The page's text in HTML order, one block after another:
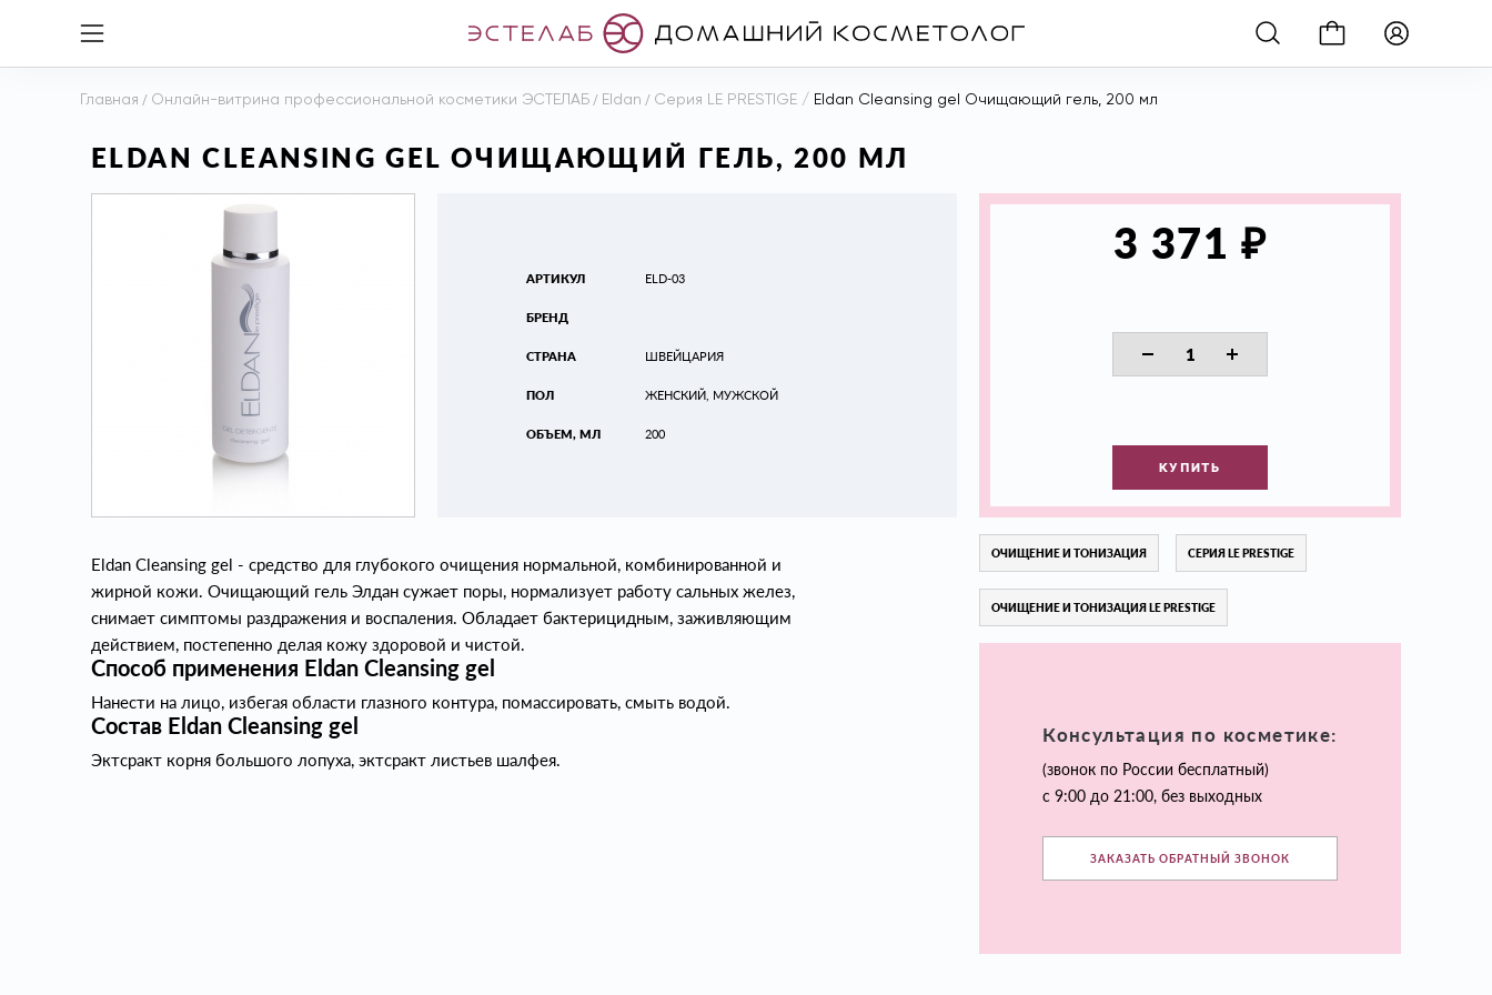
Главная / Онлайн-витрина профессиональной косметики ЭСТЕЛАБ / Eldan / Серия LE PRESTIGE / Eldan Cleansing gel Очищающий гель, 200 мл
ELDAN CLEANSING GEL ОЧИЩАЮЩИЙ ГЕЛЬ, 200 МЛ
АРТИКУЛ
БРЕНД
СТРАНА
ПОЛ
ОБЪЕМ, МЛ
ELD-03
ШВЕЙЦАРИЯ
ЖЕНСКИЙ, МУЖСКОЙ
200
3 371 ₽
КУПИТЬ
Eldan Cleansing gel - средство для глубокого очищения нормальной, комбинированной и
жирной кожи. Очищающий гель Элдан сужает поры, нормализует работу сальных желез,
снимает симптомы раздражения и воспаления. Обладает бактерицидным, заживляющим
действием, постепенно делая кожу здоровой и чистой.
Способ применения Eldan Cleansing gel
Нанести на лицо, избегая области глазного контура, помассировать, смыть водой.
Состав Eldan Cleansing gel
Эктсракт корня большого лопуха, эктсракт листьев шалфея.
ОЧИЩЕНИЕ И ТОНИЗАЦИЯ СЕРИЯ LE PRESTIGE
ОЧИЩЕНИЕ И ТОНИЗАЦИЯ LE PRESTIGE
Консультация по косметике:
(звонок по России бесплатный)
с 9:00 до 21:00, без выходных
ЗАКАЗАТЬ ОБРАТНЫЙ ЗВОНОК